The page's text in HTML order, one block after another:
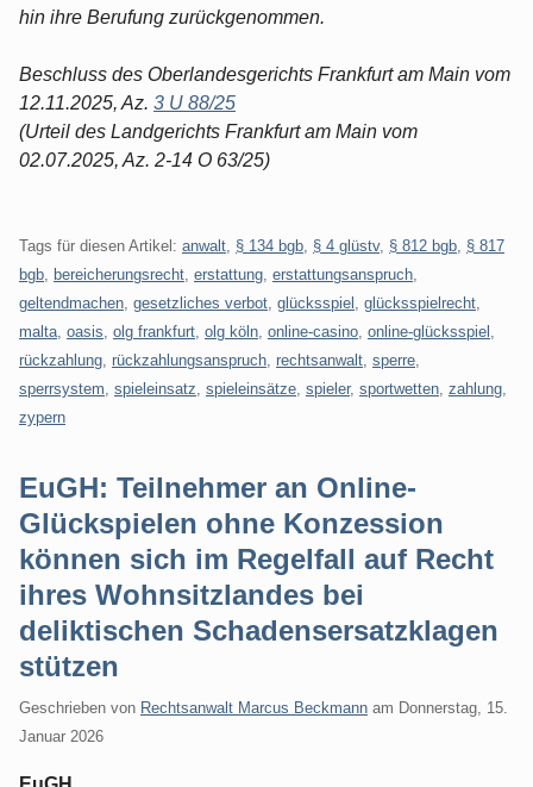
hin ihre Berufung zurückgenommen.
Beschluss des Oberlandesgerichts Frankfurt am Main vom
12.11.2025, Az. 3 U 88/25
(Urteil des Landgerichts Frankfurt am Main vom
02.07.2025, Az. 2-14 O 63/25)
Tags für diesen Artikel: anwalt § 134 bgb § 4 glüstv, § 812 bgb § 817
bgb
bereicherungsrecht erstattung erstattungsanspruch
geltendmachen gesetzliches verbot glücksspiel glücksspielrecht
malta oasis olg frankfurt olg köln online-casino online-glücksspiel
rückzahlung rückzahlungsanspruch rechtsanwalt sperre
sperrsystem spieleinsatz spieleinsätze spieler, sportwetten zahlung
zypern
EuGH: Teilnehmer an Online-
Glückspielen ohne Konzession
können sich im Regelfall auf Recht
ihres Wohnsitzlandes bei
deliktischen Schadensersatzklagen
stützen
Geschrieben von Rechtsanwalt Marcus Beckmann am Donnerstag, 15.
Januar 2026